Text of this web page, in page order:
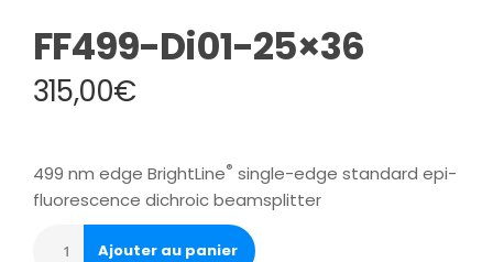
FF499-Di01-25×36
315,00€
499 nm edge BrightLine® single-edge standard epi-
fluorescence dichroic beamsplitter
Ajouter au panier